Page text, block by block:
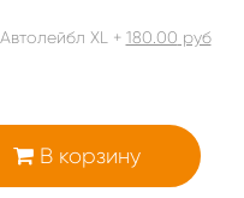
Автолейбл XL + 180.00 руб
В корзину